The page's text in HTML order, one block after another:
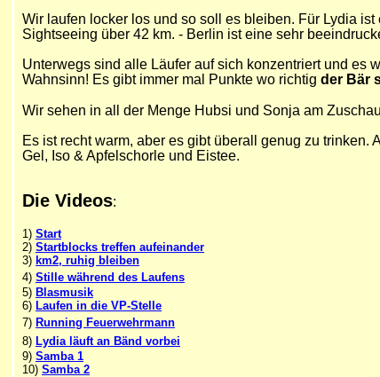
Wir laufen locker los und so soll es bleiben. Für Lydia
Sightseeing über 42 km. - Berlin ist eine sehr
Unterwegs sind alle Läufer auf sich konzentriert und
Wahnsinn! Es gibt immer mal Punkte wo richtig der Bär
Wir sehen in all der Menge Hubsi und Sonja am
Es ist recht warm, aber es gibt überall genug zu
Gel, Iso & Apfelschorle und Eistee.
Die Videos:
1) Start
2) Startblocks treffen aufeinander
3) km2, ruhig bleiben
4) Stille während des Laufens
5) Blasmusik
6) Laufen in die VP-Stelle
7) Running Feuerwehrmann
8) Lydia läuft an Bänd vorbei
9) Samba 1
10) Samba 2